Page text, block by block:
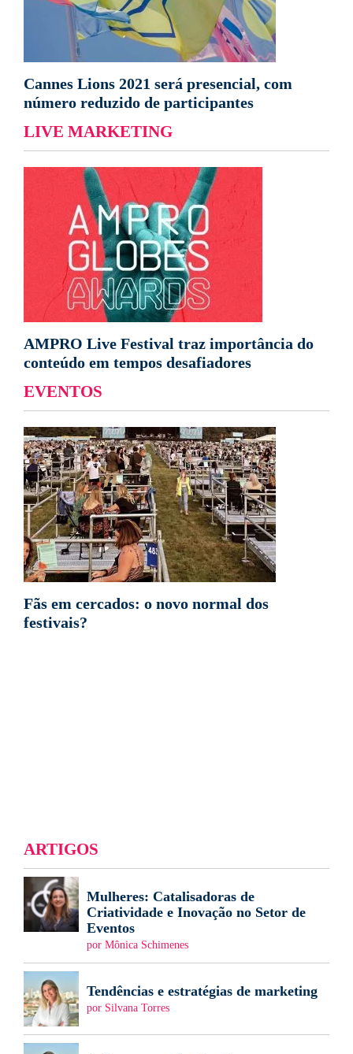
Cannes Lions 2021 será presencial, com
número reduzido de participantes
LIVE MARKETING
AMPRO Live Festival traz importância do
conteúdo em tempos desafiadores
EVENTOS
Fãs em cercados: o novo normal dos
festivais?
ARTIGOS
Mulheres: Catalisadoras de
Criatividade e Inovação no Setor de
Eventos
por Mônica Schimenes
Tendências e estratégias de marketing
por Silvana Torres